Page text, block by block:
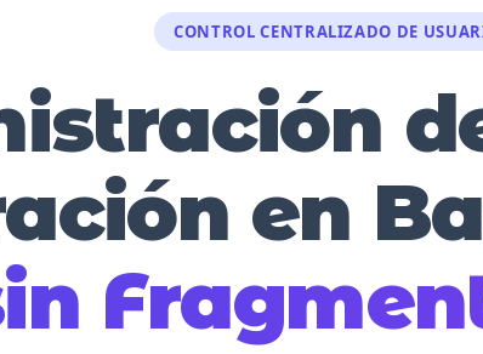
CONTROL CENTRALIZADO DE
en